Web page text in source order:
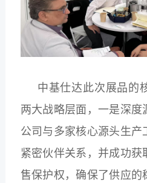
中基仕达此次展品的
两大战略层面，一是深度
公司与多家核心源头生产
紧密伙伴关系，并成功
售保护权，确保了供应的